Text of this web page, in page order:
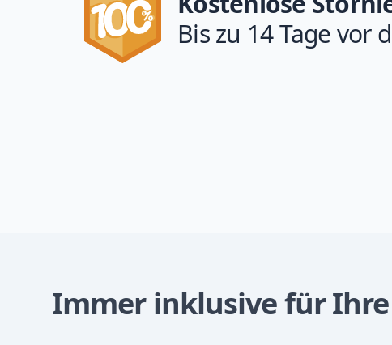
Bis zu 14 Tage vor
Immer inklusive für